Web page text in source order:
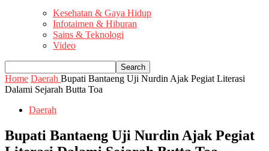
Kesehatan & Gaya Hidup
Infotaimen & Hiburan
Sains & Teknologi
Video
Home Daerah Bupati Bantaeng Uji Nurdin Ajak Pegiat Literasi
Dalami Sejarah Butta Toa
Daerah
Bupati Bantaeng Uji Nurdin Ajak Pegiat